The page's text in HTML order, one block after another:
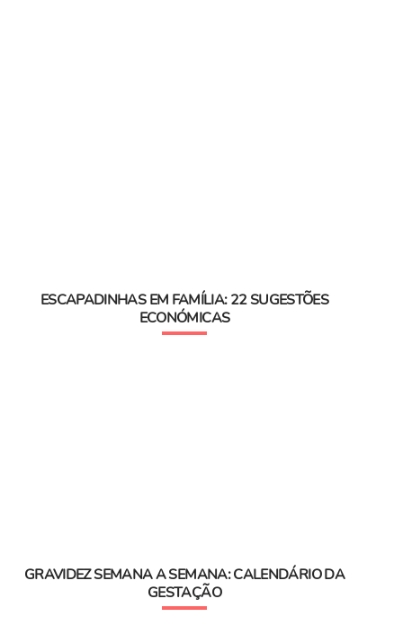
ESCAPADINHAS EM FAMÍLIA: 22 SUGESTÕES
ECONÓMICAS
GRAVIDEZ SEMANA A SEMANA: CALENDÁRIO DA
GESTAÇÃO